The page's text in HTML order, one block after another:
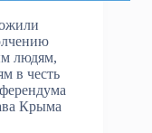
людям,
в честь
Крыма